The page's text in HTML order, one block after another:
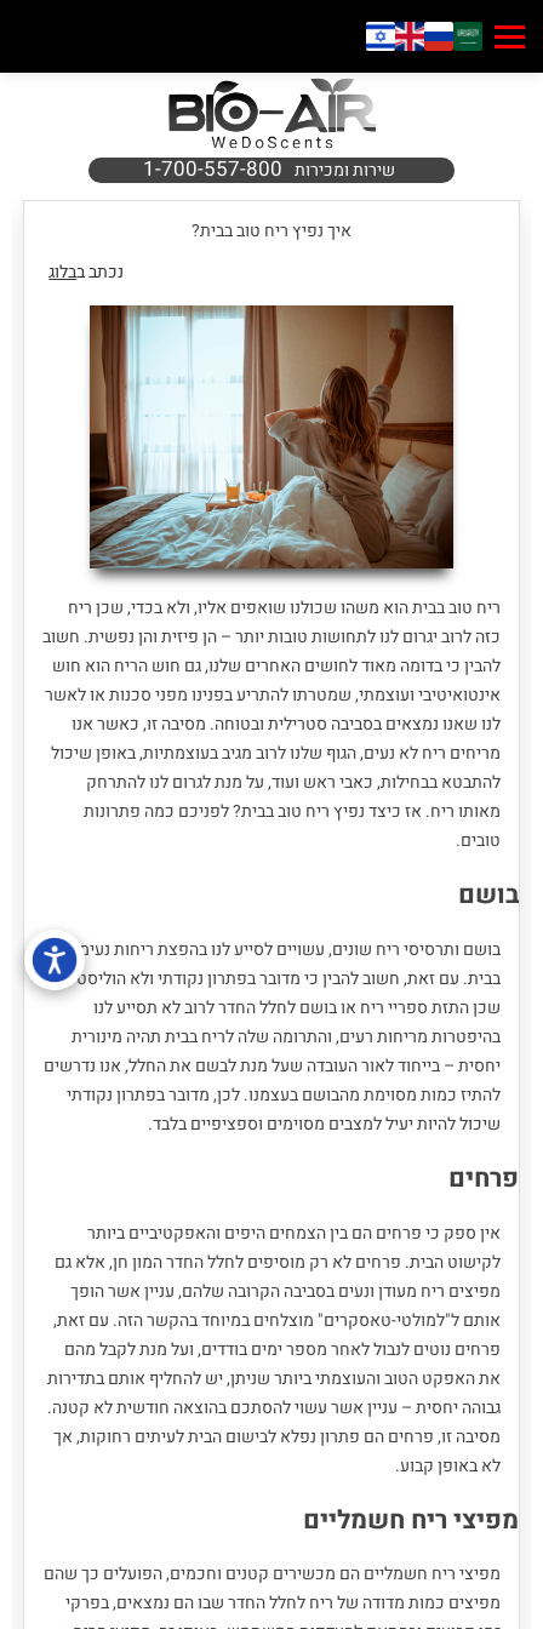
שירות ומכירות 1-700-557-800
איך נפיץ ריח טוב בבית?
נכתב בבלוג
ריח טוב בבית הוא משהו שכולנו שואפים אליו, ולא בכדי, שכן ריח
כזה לרוב יגרום לנו לתחושות טובות יותר – הן פיזית והן נפשית. חשוב
להבין כי בדומה מאוד לחושים האחרים שלנו, גם חוש הריח הוא חוש
אינטואיטיבי ועוצמתי, שמטרתו להתריע בפנינו מפני סכנות או לאשר
לנו שאנו נמצאים בסביבה סטרילית ובטוחה. מסיבה זו, כאשר אנו
מריחים ריח לא נעים, הגוף שלנו לרוב מגיב בעוצמתיות, באופן שיכול
להתבטא בבחילות, כאבי ראש ועוד, על מנת לגרום לנו להתרחק
מאותו ריח. אז כיצד נפיץ ריח טוב בבית? לפניכם כמה פתרונות
טובים.
בושם
בושם ותרסיסי ריח שונים, עשויים לסייע לנו בהפצת ריחות נעימים
בבית. עם זאת, חשוב להבין כי מדובר בפתרון נקודתי ולא הוליסטי,
שכן התזת ספריי ריח או בושם לחלל החדר לרוב לא תסייע לנו
בהיפטרות מריחות רעים, והתרומה שלה לריח בבית תהיה מינורית
יחסית – בייחוד לאור העובדה שעל מנת לבשם את החלל, אנו נדרשים
להתיז כמות מסוימת מהבושם בעצמנו. לכן, מדובר בפתרון נקודתי
שיכול להיות יעיל למצבים מסוימים וספציפיים בלבד.
פרחים
אין ספק כי פרחים הם בין הצמחים היפים והאפקטיביים ביותר
לקישוט הבית. פרחים לא רק מוסיפים לחלל החדר המון חן, אלא גם
מפיצים ריח מעודן ונעים בסביבה הקרובה שלהם, עניין אשר הופך
אותם ל"למולטי-טאסקרים" מוצלחים במיוחד בהקשר הזה. עם זאת,
פרחים נוטים לנבול לאחר מספר ימים בודדים, ועל מנת לקבל מהם
את האפקט הטוב והעוצמתי ביותר שניתן, יש להחליף אותם בתדירות
גבוהה יחסית – עניין אשר עשוי להסתכם בהוצאה חודשית לא קטנה.
מסיבה זו, פרחים הם פתרון נפלא לבישום הבית לעיתים רחוקות, אך
לא באופן קבוע.
מפיצי ריח חשמליים
מפיצי ריח חשמליים הם מכשירים קטנים וחכמים, הפועלים כך שהם
מפיצים כמות מדודה של ריח לחלל החדר שבו הם נמצאים, בפרקי